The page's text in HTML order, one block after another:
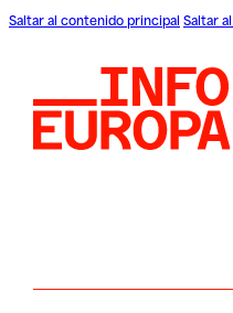
Saltar al contenido principal Saltar